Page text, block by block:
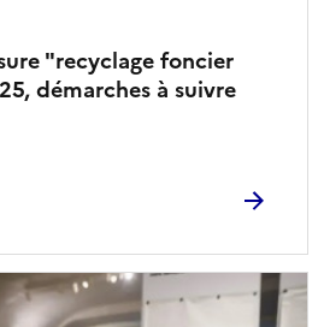
"recyclage foncier
démarches à suivre